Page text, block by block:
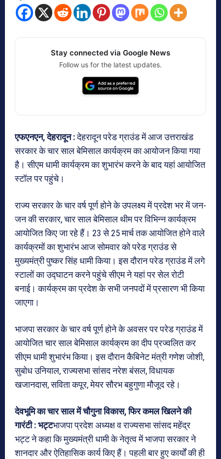
Stay connected via Google News
Follow us for the latest updates.
एफएनएन, देहरादून :देहरादून परेड ग्राउंड में आज उत्तराखंड
सरकार के चार साल बेमिसाल कार्यक्रम का आयोजन किया गया
है। सीएम धामी कार्यक्रम का शुभारंभ करने के बाद यहां आयोजित
स्टॉल पर पहुंचे।
राज्य सरकार के चार वर्ष पूर्ण होने के उपलक्ष्य में प्रदेश भर में जन-
जन की सरकार, चार साल बेमिसाल थीम पर विभिन्न कार्यक्रम
आयोजित किए जा रहे हैं। 23 से 25 मार्च तक आयोजित होने वाले
कार्यक्रमों का शुभारंभ आज सोमवार को परेड ग्राउंड से
मुख्यमंत्री पुष्कर सिंह धामी किया। इस दौरान परेड ग्राउंड में लगे
स्टालों का उद्घाटन करने पहुंचे सीएम ने यहां पर सेल रोटी
बनाई। कार्यक्रम का प्रदेश के सभी जनपदों में प्रसारण भी किया
जाएगा।
भाजपा सरकार के चार वर्ष पूर्ण होने के अवसर पर परेड ग्राउंड में
आयोजित चार साल बेमिसाल कार्यक्रम का दीप प्रज्वलित कर
सीएम धामी शुभारंभ किया। इस दौरान कैबिनेट मंत्री गणेश जोशी,
सुबोध उनियाल, राज्यसभा सांसद नरेश बंसल, विधायक
खजानदास, सविता कपूर, मेयर सौरभ बहुगुणा मौजूद रहे।
देवभूमि का चार साल में चौगुना विकास, फिर कमल खिलने की
गारंटी : भट्टभाजपा प्रदेश अध्यक्ष व राज्यसभा सांसद महेंद्र
भट्ट ने कहा कि मुख्यमंत्री धामी के नेतृत्व में भाजपा सरकार ने
शानदार और ऐतिहासिक कार्य किए हैं। पहली बार हुए कार्यों की ही